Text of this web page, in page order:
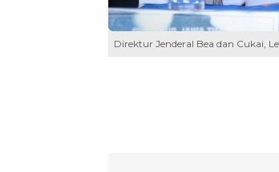
Direktur Jenderal Bea dan Cukai,